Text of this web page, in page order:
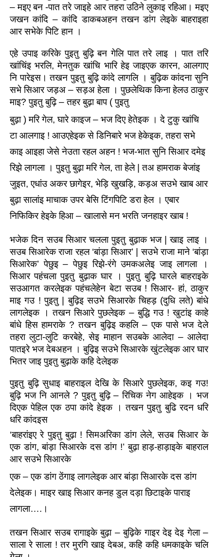
– मइए बन -पात तरे जाइहे आर तहरा उठिने लुकाइ रहिआ। मइए
जखन कांदि – कांदि डाकबअहन तखन डांग लेइके बाहराइहा
आर सभेके पिटि हान ।
एहे उपाइ करिके पुइतु बुढ़ि बन गेलि पात तरे लाइ । पात तरि
खांचिंइ भरलि, मेनतुक खांचि भारि हेइ जाइएक कारन, आलगाए
नि पारेइस। तखन पुइतु बुढ़ि कांदे लागलि । बुढ़िक कांदना सुनि
सभे सिआर जड़अ – सड़अ हेला । पुछलेथिक किना हेलउ ठाकुर
माइ? पुइतु बुढ़ि – तहर बुढ़ा बाप ( पुइतु
बुढ़ा ) मरि गेल, घारे काइज – भज दिए हेतेइक । दे टुकु खांचि
टा आलगाइ ! आउएहेइक से डिनिबारे भज हेकेइक, तहरा सभे
काइ आइहा जेसे नेउता रहल अहन ! भज-भात सुनि सिआर दमेइ
रिझे लागला । पुइतु बुढ़ा मरि गेल, ता हेले | तअ हामराक बेजांइ
जुइत, एधांउ अकर छागेइर, भेड़ि खुखड़ि, कड़अ सउभे खाब आर
बुढ़ा सालांइ माचाक उपर बेसि टिंगपिटि डरा हेल । एबार
निफिकिर हेइके हिआ – खालासे मन भरति जनहाइर खाब !
भजेक दिन सउब सिआर चलला पुइतु बुढ़ाक भज | खाइ लाइ ।
सउब सिआरेक राजा रहल ‘बांड़ा सिआर’ | सउभे राजा माने ‘बांड़ा
सिआरेक’ पेछुइ – पेछुइ रिझे-रंगे उमकअलेइ जाइ लागला ।
सिआर पहंचला पुइतु बुढ़ाक घार । पुइतु बुढ़ि घारले बाहराइके
सउआगत करलेइक पहंचलेहेन बेटा सउब ! सिआर- हां, ठाकुर
माइ गउ ! पुइतु | बुढ़िइ सउभे सिआरके चिहड़ (दुधि लते) बांधे
लागलेइक । तखन सिआरे पुछलेइक – बुद्धि गउ ! खुटांइ काहे
बांधे हिस हामराके ? तखन बुढ़िइ कहलि – एक पासे भज देले
तहरा लुटा-लुटि करबेहे, सेइ माहान सउबके आलेदा – आलेदा
पातइरे भज देबअहन । बुढ़िइ सउभे सिआरके खुंटलेइक आर घार
भितर जाइ पुइतु बुढ़ाके कहि देलेइक
पुइतु बुढ़ि सुधाइ बाहराइल देखि के सिआरे पुछलेइक, कइ गउ!
बुढ़ि भज नि आनले ? पुइतु बुढ़ि – रिचिक नेग आहेइक । भज
दिएक पेहिल एक ठपा कांदे हेइक । तखन पुइतु बुढि रदन धरि
धरि कांदइस
‘बाहरांइए रे पुइतु बुढ़ा ! सिमअरिका डांग लेले, सउब सिआर के
एक डांग, बांड़ा सिआरके दस डांग !’ बुढ़ा हाड़-हाड़ाइके बाहराल
आर सउभे सिआरके
एक – एक डांग ठेंगाइ लागलेइक आर बांड़ा सिआरके दस डांग
देलेइक। माइर खाइ सिआर कनह डुल दड़ा छिटाइके पाराइ
लागला….।
तखन सिआर सउब रागाइके बुढ़ा – बुढ़िके गाइर देइ देइ गेला –
साला रे साला ! तर मुरगि खाइ देबअ, कहि कहि धमकाइके चलि